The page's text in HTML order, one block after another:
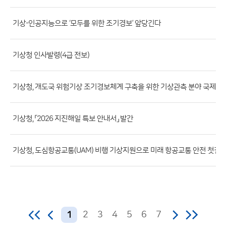
목
록
번
호,
제
목,
등
서,
첨
기상-인공지능으로 ‘모두를 위한 조기경보’ 앞당긴다
기상청 인사발령(4급 전보)
기상청, 개도국 위험기상 조기경보체계 구축을 위한 기상관측 분야 국제 연
기상청, 「2026 지진해일 특보 안내서」 발간
기상청, 도심항공교통(UAM) 비행 기상지원으로 미래 항공교통 안전 첫걸
1 2 3 4 5 6 7